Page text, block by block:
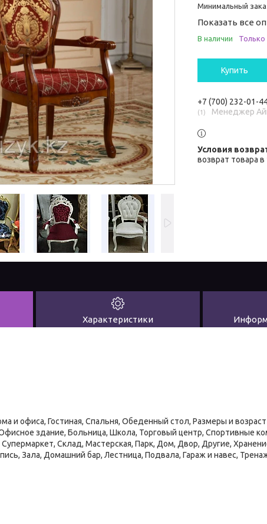
Минимальный
Показать все
В наличии
Купить
+7 (700) 232-01-
1 Менеджер
возврат товара
Характеристики
и офиса, Гостиная, Спальня, Обеденный стол, Размеры и
здание, Больница, Школа, Торговый центр, Спортивные
Склад, Мастерская, Парк, Дом, Двор, Другие,
Зала, Домашний бар, Лестница, Подвала, Гараж и навес,